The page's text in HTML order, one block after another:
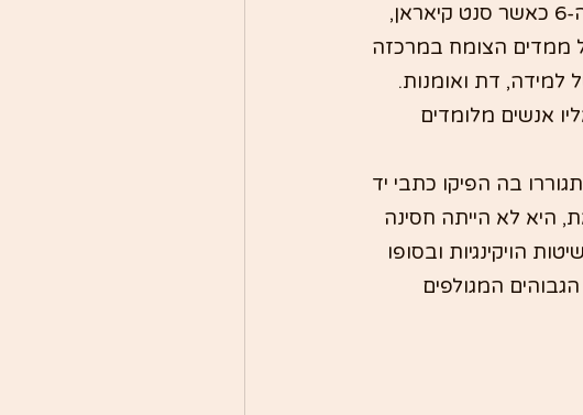
ראשיתה של קלונמקנויז, הנמצאת בליבה של אירלנד, מתוארך למאה ה-6 כאשר סנט קיאראן,
ממדים הצומח במרכזה
למידה, דת ואומנות.
אנשים מלומדים
בה הפיקו כתבי יד
היא לא הייתה חסינה
הויקינגיות ובסופו
האתר והצלבים הגבוהים המגולפים